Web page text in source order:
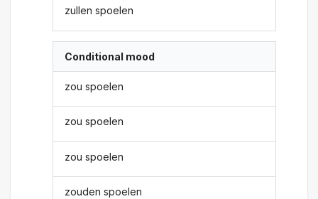
zullen spoelen
Conditional mood
zou spoelen
zou spoelen
zou spoelen
zouden spoelen